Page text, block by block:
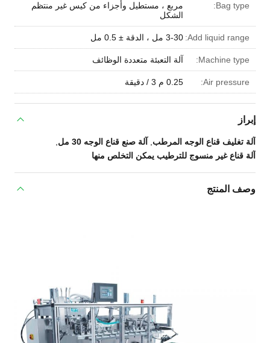
Bag type:
مربع ، مستطيل وأجزاء من كيس غير منتظم
الشكل
Add liquid range: 3-30 مل ، الدقة ± 0.5 مل
Machine type: آلة التعبئة متعددة الوظائف
Air pressure: 0.25 م 3 / دقيقة
إبراز
آلة تغليف قناع الوجه المرطب آلة صنع قناع الوجه 30 مل
آلة قناع غير منسوج للترطيب يمكن التخلص منها
وصف المنتج